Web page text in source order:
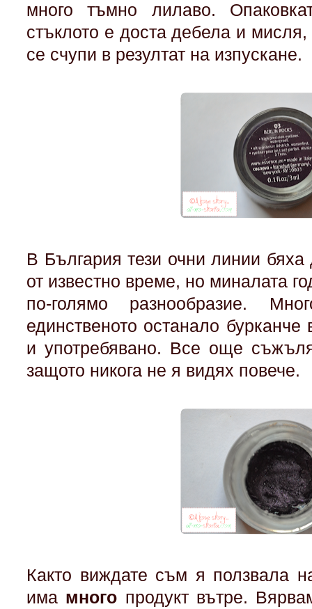
много тъмно лилаво.
стъклото е доста дебела и
се счупи в резултат на изпускане.
В България тези очни линии
от известно време, но миналата
по-голямо разнообразие.
единственото останало
и употребявано. Все още
защото никога не я видях повече.
Както виждате съм я ползвала
има много продукт вътре.